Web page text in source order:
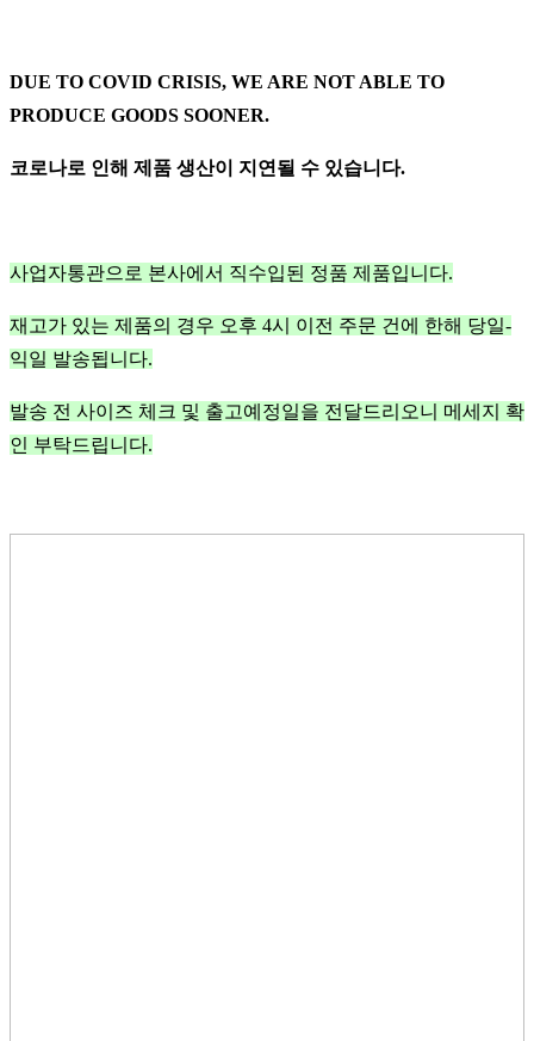
DUE TO COVID CRISIS, WE ARE NOT ABLE TO
PRODUCE GOODS SOONER.
코로나로 인해 제품 생산이 지연될 수 있습니다.
사업자통관으로 본사에서 직수입된 정품 제품입니다.
재고가 있는 제품의 경우 오후 4시 이전 주문 건에 한해 당일-
익일 발송됩니다.
발송 전 사이즈 체크 및 출고예정일을 전달드리오니 메세지 확
인 부탁드립니다.